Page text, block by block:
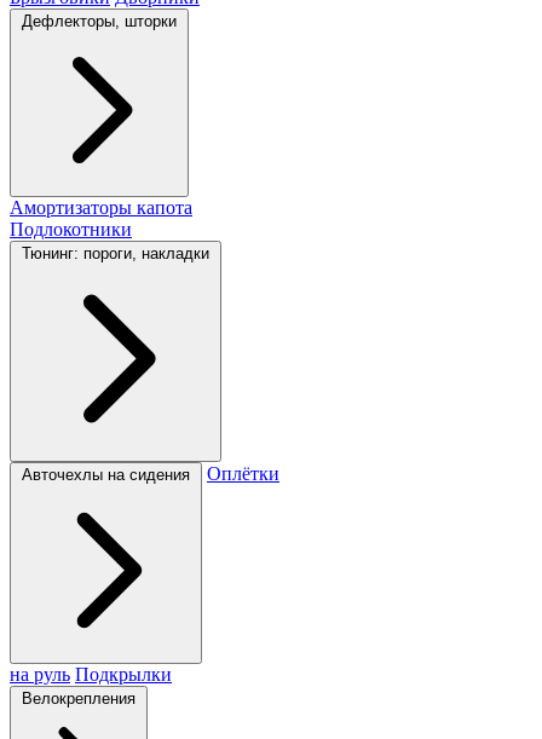
Дефлекторы, шторки
Амортизаторы капота
Подлокотники
Тюнинг: пороги, накладки
Авточехлы на сидения Оплётки
на руль Подкрылки
Велокрепления